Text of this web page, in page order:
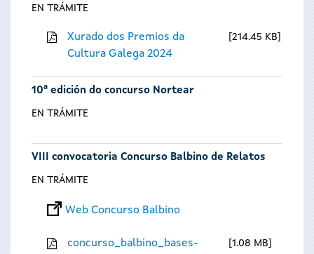
EN TRÁMITE
Xurado dos Premios da
Cultura Galega 2024
214.45 KB
10ª edición do concurso Nortear
EN TRÁMITE
VIII convocatoria Concurso Balbino de Relatos
EN TRÁMITE
Web Concurso Balbino
concurso_balbino_bases-
1.08 MB